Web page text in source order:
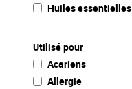
Huiles essentielles
Utilisé pour
Acariens
Allergie